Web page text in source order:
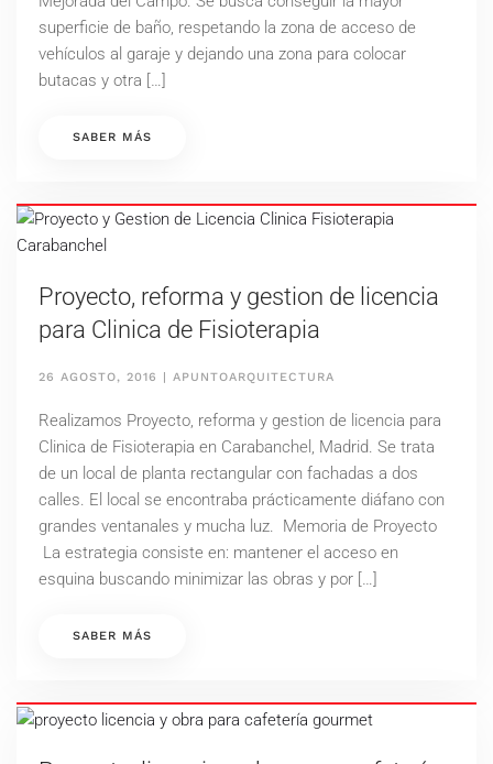
superficie de baño, respetando la zona de acceso de
vehículos al garaje y dejando una zona para colocar
butacas y otra […]
SABER MÁS
Proyecto, reforma y gestion de licencia
para Clinica de Fisioterapia
26 AGOSTO, 2016 APUNTOARQUITECTURA
Realizamos Proyecto, reforma y gestion de licencia para
Clinica de Fisioterapia en Carabanchel, Madrid. Se trata
de un local de planta rectangular con fachadas a dos
calles. El local se encontraba prácticamente diáfano con
grandes ventanales y mucha luz. Memoria de Proyecto
La estrategia consiste en: mantener el acceso en
esquina buscando minimizar las obras y por […]
SABER MÁS